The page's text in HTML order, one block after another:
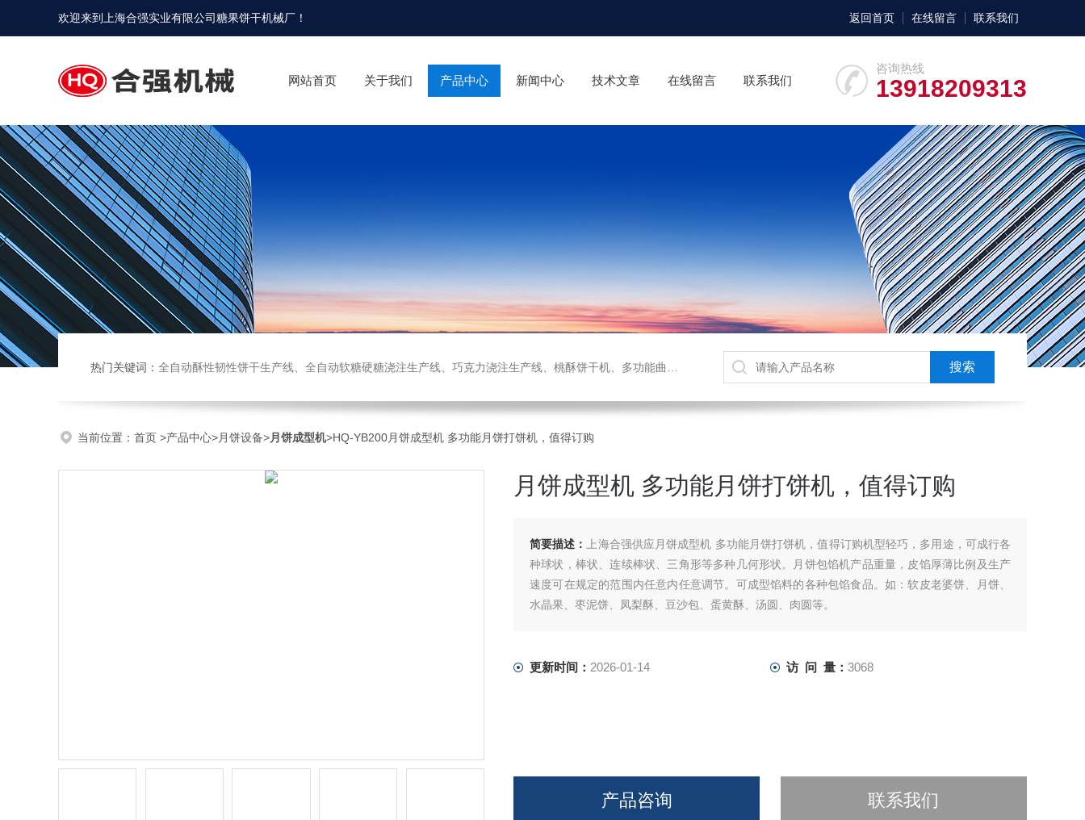
欢迎来到 上海合强实业有限公司糖果饼干机械厂 ！ 返回首页 在线留言 联系我们
咨询热线
13918209313
网站首页 关于我们 产品中心 新闻中心 技术文章 在线留言 联系我们
热门关键词： 全自动酥性韧性饼干生产线、全自动软糖硬糖浇注生产线、巧克力浇注生产线、桃酥饼干机、多功能曲奇机、热风旋转炉、蛋糕成型机、全自动蛋卷生产线、月饼生产线、压缩饼干机、小型糖果浇注机、威化机、隧道链条炉、钢带烤炉等食品机械，欢迎您咨询选购！
当前位置： 首页 >产品中心>月饼设备>月饼成型机>HQ-YB200月饼成型机 多功能月饼打饼机，值得订购
月饼成型机 多功能月饼打饼机，值得订购
简要描述：
上海合强供应月饼成型机 多功能月饼打饼机，值得订购机型轻巧，多用途，可成行各
种球状，棒状、连续棒状、三角形等多种几何形状。月饼包馅机产品重量，皮馅厚薄比例及生产
速度可在规定的范围内任意内任意调节。可成型馅料的各种包馅食品。如：软皮老婆饼、月饼、
水晶果、枣泥饼、凤梨酥、豆沙包、蛋黄酥、汤圆、肉圆等。
更新时间： 2026-01-14 访 问 量： 3068
产品咨询 联系我们